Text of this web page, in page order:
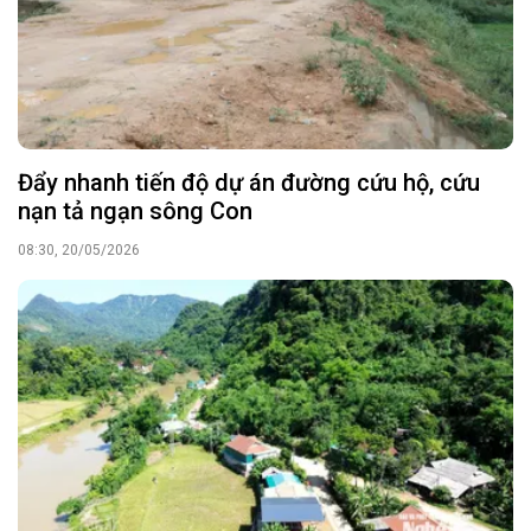
Đẩy nhanh tiến độ dự án đường cứu hộ, cứu
nạn tả ngạn sông Con
08:30, 20/05/2026